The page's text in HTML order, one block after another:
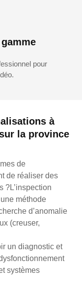
à
la province
de
de réaliser des
?L’inspection
méthode
d’anomalie
(creuser,
un diagnostic et
systèmes
pour